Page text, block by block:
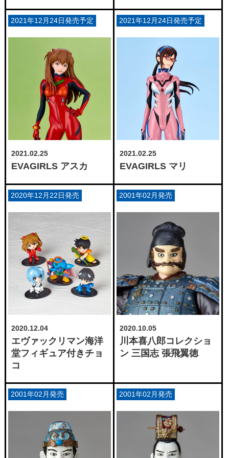
2021.02.25
EVAGIRLS アスカ
2021年12月24日発売予定
2021.02.25
EVAGIRLS マリ
2021年12月24日発売予定
2020.12.04
エヴァックリマン海洋
堂フィギュア付きチョ
コ
2020年12月22日発売
2020.10.05
川本喜八郎コレクショ
ン 三国志 張飛翼徳
2001年02月発売
2001年02月発売 2001年02月発売